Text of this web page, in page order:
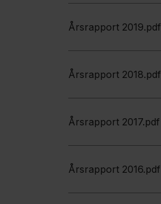
Årsrapport 2019.pdf
Årsrapport 2018.pdf
Årsrapport 2017.pdf
Årsrapport 2016.pdf